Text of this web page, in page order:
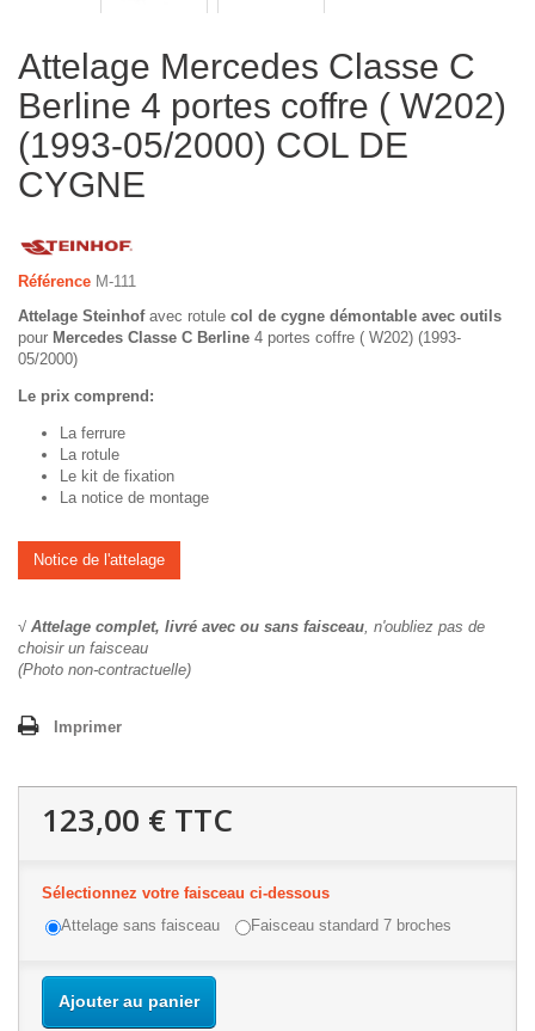
Attelage Mercedes Classe C
Berline 4 portes coffre ( W202)
(1993-05/2000) COL DE
CYGNE
Référence M-111
Attelage Steinhofavec rotule col de cygne démontable avec outils
pour Mercedes Classe C Berline 4 portes coffre ( W202) (1993-
05/2000)
Le prix comprend:
La ferrure
La rotule
Le kit de fixation
La notice de montage
Notice de l'attelage
√ Attelage complet, livré avec ou sans faisceau, n'oubliez pas de
choisir un faisceau
(Photo non-contractuelle)
Imprimer
123,00 € TTC
Sélectionnez votre faisceau ci-dessous
Attelage sans faisceau
Faisceau standard 7 broches
Ajouter au panier